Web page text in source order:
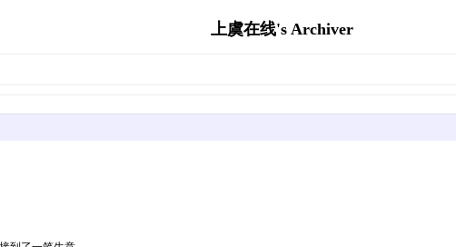
上虞在线's Archiver